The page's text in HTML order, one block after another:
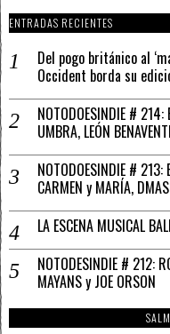
ENTRADAS RECIENTES
Del pogo británico al
Occident borda su
NOTODOESINDIE # 214:
UMBRA, LEÓN
NOTODOESINDIE # 213:
CARMEN y MARÍA,
LA ESCENA MUSICAL
NOTODESINDIE # 212:
MAYANS y JOE ORSON